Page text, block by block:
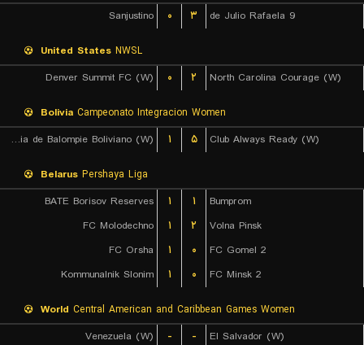
Sanjustino
۰ ۳ 9 de Julio Rafaela
United States NWSL
Denver Summit FC (W)
۰ ۲ North Carolina Courage (W)
Bolivia Campeonato Integracion Women
Academia de Balompie Boliviano (W)
۱ ۵ Club Always Ready (W)
Belarus Pershaya Liga
BATE Borisov Reserves
۱ ۱
Bumprom
FC Molodechno
۱ ۲
Volna Pinsk
FC Orsha
۱ ۰
FC Gomel 2
Kommunalnik Slonim
۱ ۰ FC Minsk 2
World Central American and Caribbean Games Women
Venezuela (W)
- - El Salvador (W)